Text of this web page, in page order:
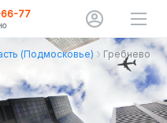
66-77
(Подмосковье) Гребнево